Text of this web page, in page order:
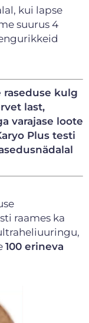
kui lapse
suurus 4
raseduse kulg
last,
varajase loote
Plus testi
raames ka
100 erineva